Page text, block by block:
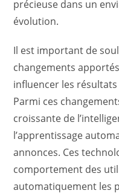
précieuse dans un
évolution.
Il est important de
changements
influencer les
Parmi ces
croissante de
l’apprentissage
annonces. Ces
comportement des
automatiquement les